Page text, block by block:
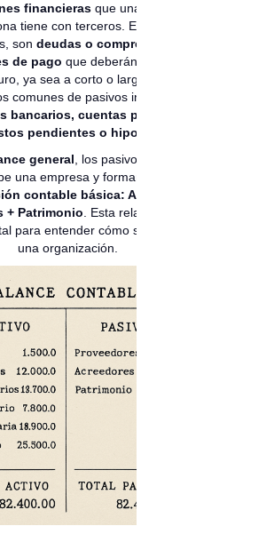
financierasque una empresa
tiene con terceros. En otras
son deudas o compromisos
de pago que deberán liquidarse
ya sea a corto o largo plazo.
comunes de pasivos incluyen
bancarios, cuentas por pagar,
pendientes o hipotecas
general , los pasivos reflejan
una empresa y forman parte de
contable básica: Activos =
+ Patrimonio . Esta relación es
para entender cómo se financia
una organización.